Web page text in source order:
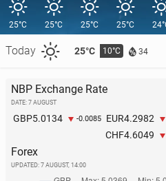
25°C
Today 25°C 10°C 34
25°C 25°C 25°C
NBP Exchange Rate
DATE: 7 AUGUST
GBP5.0134 -0.0085 EUR4.2982
CHF4.6049
Forex
UPDATED: 7 AUGUST, 14:00